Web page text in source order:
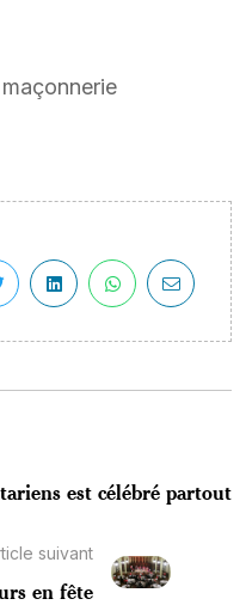
est célébré partout
suivant
en fête